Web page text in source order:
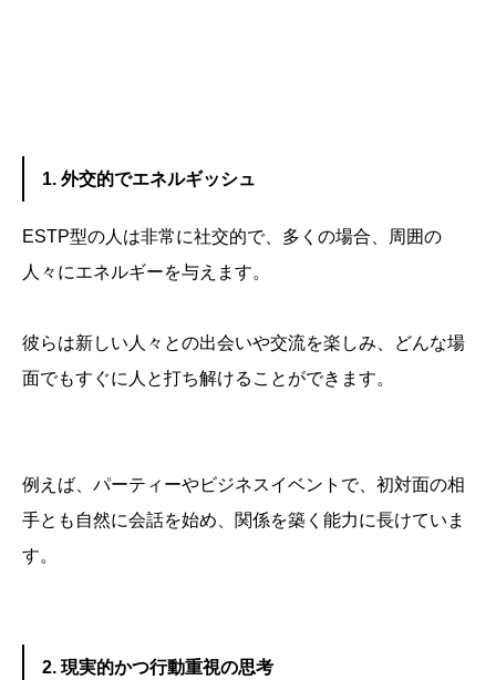
1. 外交的でエネルギッシュ
ESTP型の人は非常に社交的で、多くの場合、周囲の
人々にエネルギーを与えます。
彼らは新しい人々との出会いや交流を楽しみ、どんな場
面でもすぐに人と打ち解けることができます。
例えば、パーティーやビジネスイベントで、初対面の相
手とも自然に会話を始め、関係を築く能力に長けていま
す。
2. 現実的かつ行動重視の思考